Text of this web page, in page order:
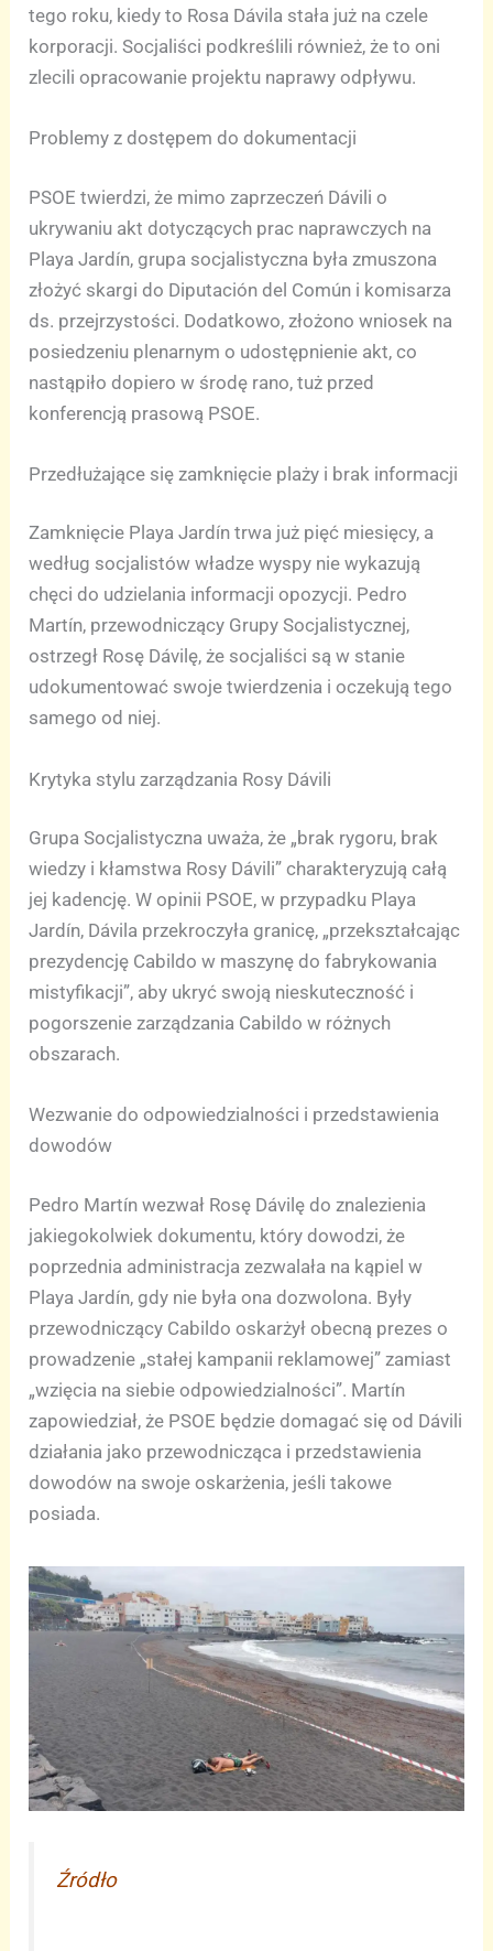
tego roku, kiedy to Rosa Dávila stała już na czele
korporacji. Socjaliści podkreślili również, że to oni
zlecili opracowanie projektu naprawy odpływu.
Problemy z dostępem do dokumentacji
PSOE twierdzi, że mimo zaprzeczeń Dávili o
ukrywaniu akt dotyczących prac naprawczych na
Playa Jardín, grupa socjalistyczna była zmuszona
złożyć skargi do Diputación del Común i komisarza
ds. przejrzystości. Dodatkowo, złożono wniosek na
posiedzeniu plenarnym o udostępnienie akt, co
nastąpiło dopiero w środę rano, tuż przed
konferencją prasową PSOE.
Przedłużające się zamknięcie plaży i brak informacji
Zamknięcie Playa Jardín trwa już pięć miesięcy, a
według socjalistów władze wyspy nie wykazują
chęci do udzielania informacji opozycji. Pedro
Martín, przewodniczący Grupy Socjalistycznej,
ostrzegł Rosę Dávilę, że socjaliści są w stanie
udokumentować swoje twierdzenia i oczekują tego
samego od niej.
Krytyka stylu zarządzania Rosy Dávili
Grupa Socjalistyczna uważa, że „brak rygoru, brak
wiedzy i kłamstwa Rosy Dávili” charakteryzują całą
jej kadencję. W opinii PSOE, w przypadku Playa
Jardín, Dávila przekroczyła granicę, „przekształcając
prezydencję Cabildo w maszynę do fabrykowania
mistyfikacji”, aby ukryć swoją nieskuteczność i
pogorszenie zarządzania Cabildo w różnych
obszarach.
Wezwanie do odpowiedzialności i przedstawienia
dowodów
Pedro Martín wezwał Rosę Dávilę do znalezienia
jakiegokolwiek dokumentu, który dowodzi, że
poprzednia administracja zezwalała na kąpiel w
Playa Jardín, gdy nie była ona dozwolona. Były
przewodniczący Cabildo oskarżył obecną prezes o
prowadzenie „stałej kampanii reklamowej” zamiast
„wzięcia na siebie odpowiedzialności”. Martín
zapowiedział, że PSOE będzie domagać się od Dávili
działania jako przewodnicząca i przedstawienia
dowodów na swoje oskarżenia, jeśli takowe
posiada.
Źródło